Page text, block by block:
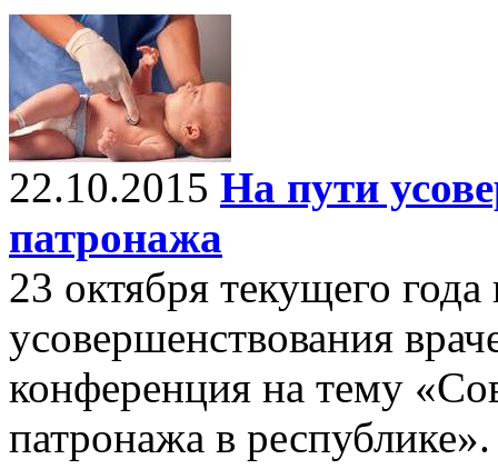
22.10.2015 На пути
патронажа
23 октября текущего
усовершенствования
конференция на тему
патронажа в республике».